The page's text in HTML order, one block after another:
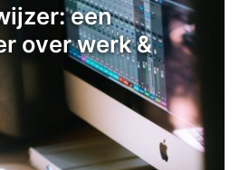
een
over werk &